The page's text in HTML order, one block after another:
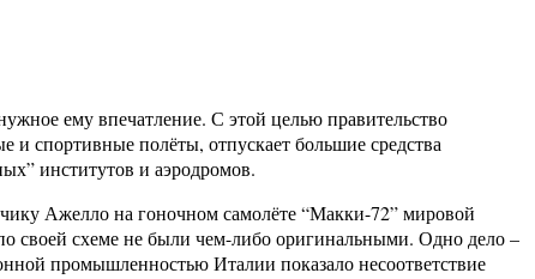
ему впечатление. С этой целью правительство
спортивные полёты, отпускает большие средства
институтов и аэродромов.
Ажелло на гоночном самолёте “Макки-72” мировой
своей схеме не были чем-либо оригинальными. Одно дело –
промышленностью Италии показало несоответствие